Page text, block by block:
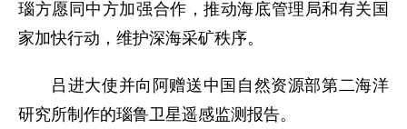
瑙方愿同中方加强合作，推动海底管理局和有关国
家加快行动，维护深海采矿秩序。
吕进大使并向阿赠送中国自然资源部第二海洋
研究所制作的瑙鲁卫星遥感监测报告。